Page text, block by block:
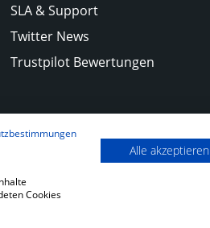
SLA & Support
Twitter News
Trustpilot Bewertungen
Cookies
Alle akzeptieren